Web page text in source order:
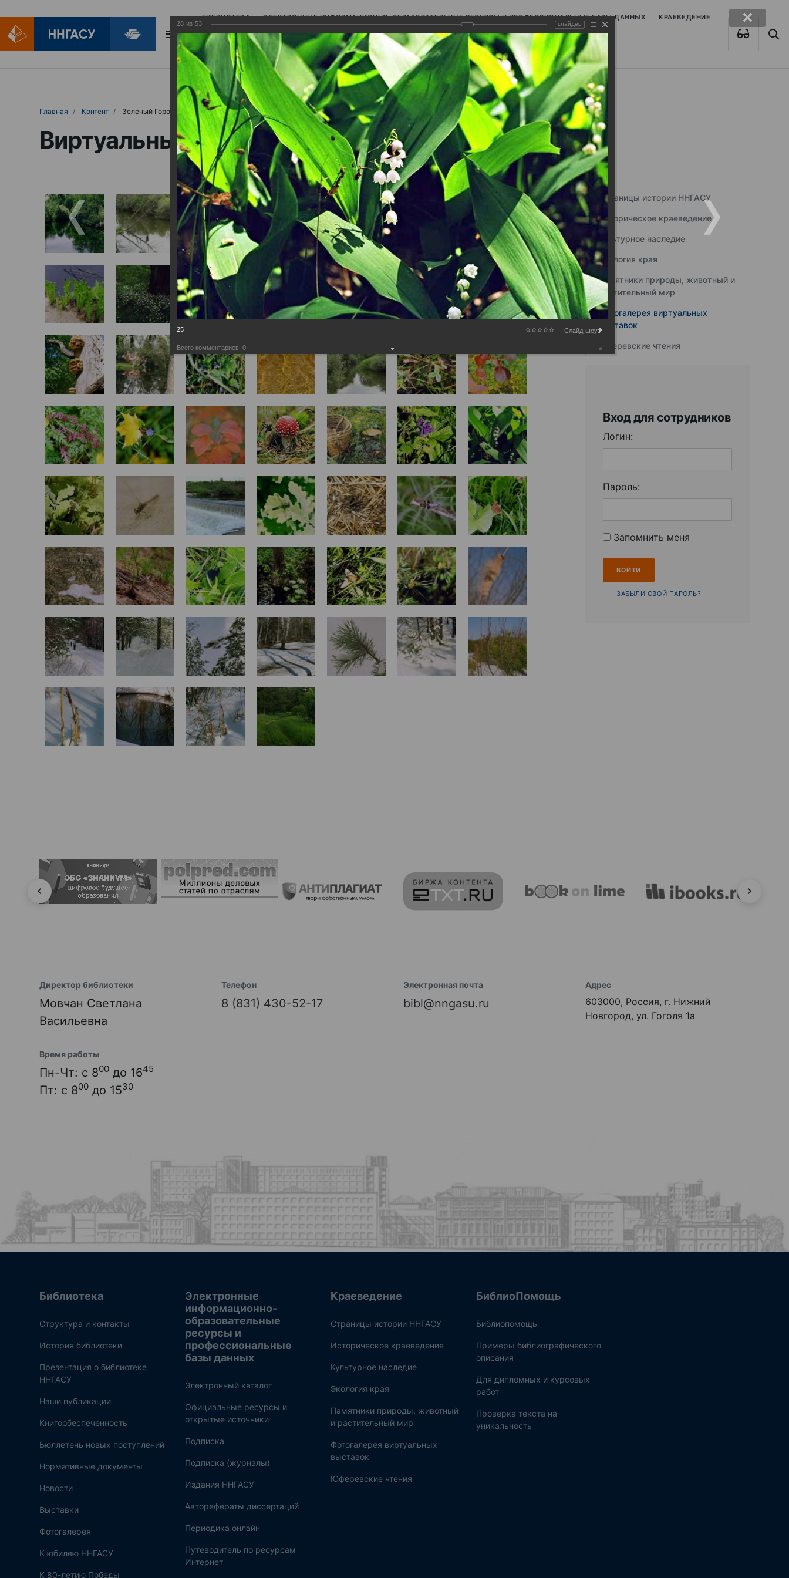
БИБЛИОТЕКА ЭЛЕКТРОННЫЕ ИНФОРМАЦИОННО-ОБРАЗОВАТЕЛЬНЫЕ РЕСУРСЫ И ПРОФЕССИОНАЛЬНЫЕ БАЗЫ ДАННЫХ КРАЕВЕДЕНИЕ
БИБЛИОПОМОЩЬ
Главная Контент Зеленый Город
Виртуальные выставки (фотоальбомы)
Страницы истории ННГАСУ
Историческое краеведение
Культурное наследие
Экология края
Памятники природы, животный и
растительный мир
Фотогалерея виртуальных
выставок
Юферевские чтения
Вход для сотрудников
Логин:
Пароль:
Запомнить меня
ЗАБЫЛИ СВОЙ ПАРОЛЬ?
Директор библиотеки
Мовчан Светлана
Васильевна
Телефон
8 (831) 430-52-17
Электронная почта
bibl@nngasu.ru
Адрес
603000, Россия, г. Нижний
Новгород, ул. Гоголя 1а
Время работы
Пн-Чт: с 800 до 1645
Пт: с 800 до 1530
Библиотека
Структура и контакты
История библиотеки
Презентация о библиотеке
ННГАСУ
Наши публикации
Книгообеспеченность
Бюллетень новых поступлений
Нормативные документы
Новости
Выставки
Фотогалерея
К юбилею ННГАСУ
К 80-летию Победы
Электронные
информационно-
образовательные
ресурсы и
профессиональные
базы данных
Электронный каталог
Официальные ресурсы и
открытые источники
Подписка
Подписка (журналы)
Издания ННГАСУ
Авторефераты диссертаций
Периодика онлайн
Путеводитель по ресурсам
Интернет
Краеведение
Страницы истории ННГАСУ
Историческое краеведение
Культурное наследие
Экология края
Памятники природы, животный
и растительный мир
Фотогалерея виртуальных
выставок
Юферевские чтения
БиблиоПомощь
Библиопомощь
Примеры библиографического
описания
Для дипломных и курсовых
работ
Проверка текста на
уникальность
28 из 53 слайдер
25 Слайд-шоу:
Всего комментариев: 0